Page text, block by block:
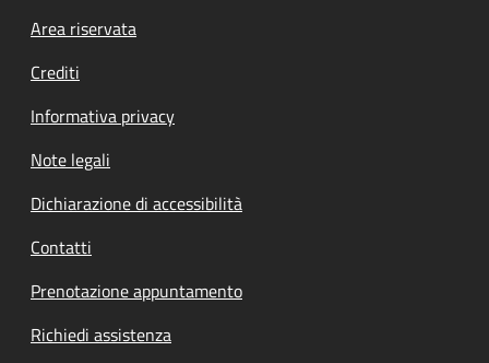
Footer menu
Area riservata
Crediti
Informativa privacy
Note legali
Dichiarazione di accessibilità
Contatti
Prenotazione appuntamento
Richiedi assistenza